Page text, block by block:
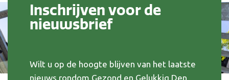
Inschrijven voor de
nieuwsbrief
Wilt u op de hoogte blijven van het laatste
nieuws rondom Gezond en Gelukkig Den